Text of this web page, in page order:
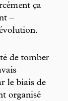
ça
–
de tomber
le biais de
organisé